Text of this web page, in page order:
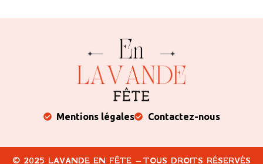
Mentions légales Contactez-nous
© 2025 LAVANDE EN FÊTE – TOUS DROITS RÉSERVÉS